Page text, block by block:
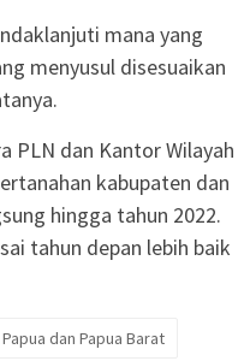
mana yang
menyusul disesuaikan
PLN dan Kantor Wilayah
kabupaten dan
hingga tahun 2022.
tahun depan lebih baik
Papua dan Papua Barat